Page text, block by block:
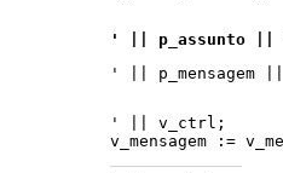
' || p_assunto ||
' || p_mensagem
' || v_ctrl;
v_mensagem :=